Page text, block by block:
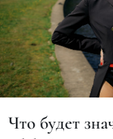
Что будет